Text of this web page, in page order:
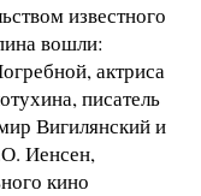
известного
вошли:
актриса
писатель
Вигилянский и
Иенсен,
кино